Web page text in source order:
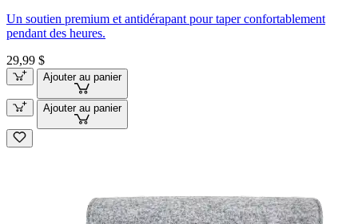
Un soutien premium et antidérapant pour taper confortablement
pendant des heures.
29,99 $
Ajouter au panier
Ajouter au panier